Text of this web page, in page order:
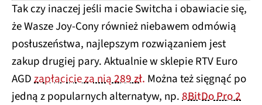
Tak czy inaczej jeśli macie Switcha i obawiacie się,
że Wasze Joy-Cony również niebawem odmówią
posłuszeństwa, najlepszym rozwiązaniem jest
zakup drugiej pary. Aktualnie w sklepie RTV Euro
AGDzapłacicie za nią289 zł. Można też sięgnąć po
jedną z popularnych alternatyw, np.8BitDo Pro 2